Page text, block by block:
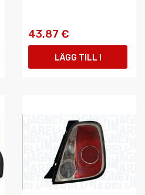
43,87 €
LÄGG TILL I